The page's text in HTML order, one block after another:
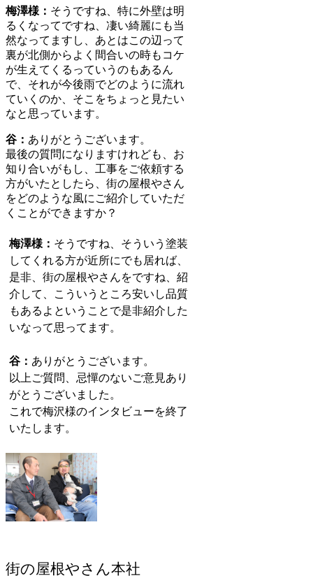
梅澤様： そうですね、特に外壁は明
るくなってですね、凄い綺麗にも当
然なってますし、あとはこの辺って
裏が北側からよく間合いの時もコケ
が生えてくるっていうのもあるん
で、それが今後雨でどのように流れ
ていくのか、そこをちょっと見たい
なと思っています。
谷： ありがとうございます。
最後の質問になりますけれども、お
知り合いがもし、工事をご依頼する
方がいたとしたら、街の屋根やさん
をどのような風にご紹介していただ
くことができますか？
梅澤様： そうですね、そういう塗装
してくれる方が近所にでも居れば、
是非、街の屋根やさんをですね、紹
介して、こういうところ安いし品質
もあるよということで是非紹介した
いなって思ってます。
谷： ありがとうございます。
以上ご質問、忌憚のないご意見あり
がとうございました。
これで梅沢様のインタビューを終了
いたします。
街の屋根やさん本社